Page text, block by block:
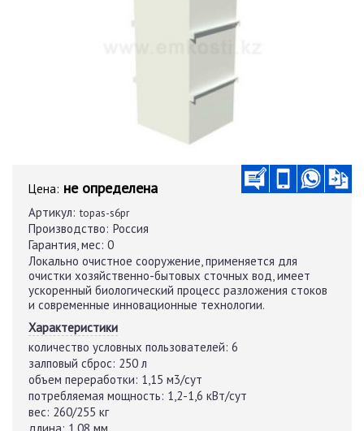
Цена: не определена
Артикул: topas-s6pr
Производство: Россия
Гарантия, мес: 0
Локально очистное сооружение, применяется для
очистки хозяйственно-бытовых сточных вод, имеет
ускоренный биологический процесс разложения стоков
и современные инновационные технологии.
Характеристики
количество условных пользователей: 6
залповый сброс: 250 л
объем переработки: 1,15 м3/сут
потребляемая мощность: 1,2-1,6 кВт/сут
вес: 260/255 кг